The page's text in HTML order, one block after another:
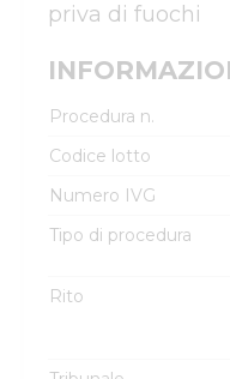
priva di fuochi
Procedura n.
Codice lotto
Numero IVG
Tipo di procedura
Rito